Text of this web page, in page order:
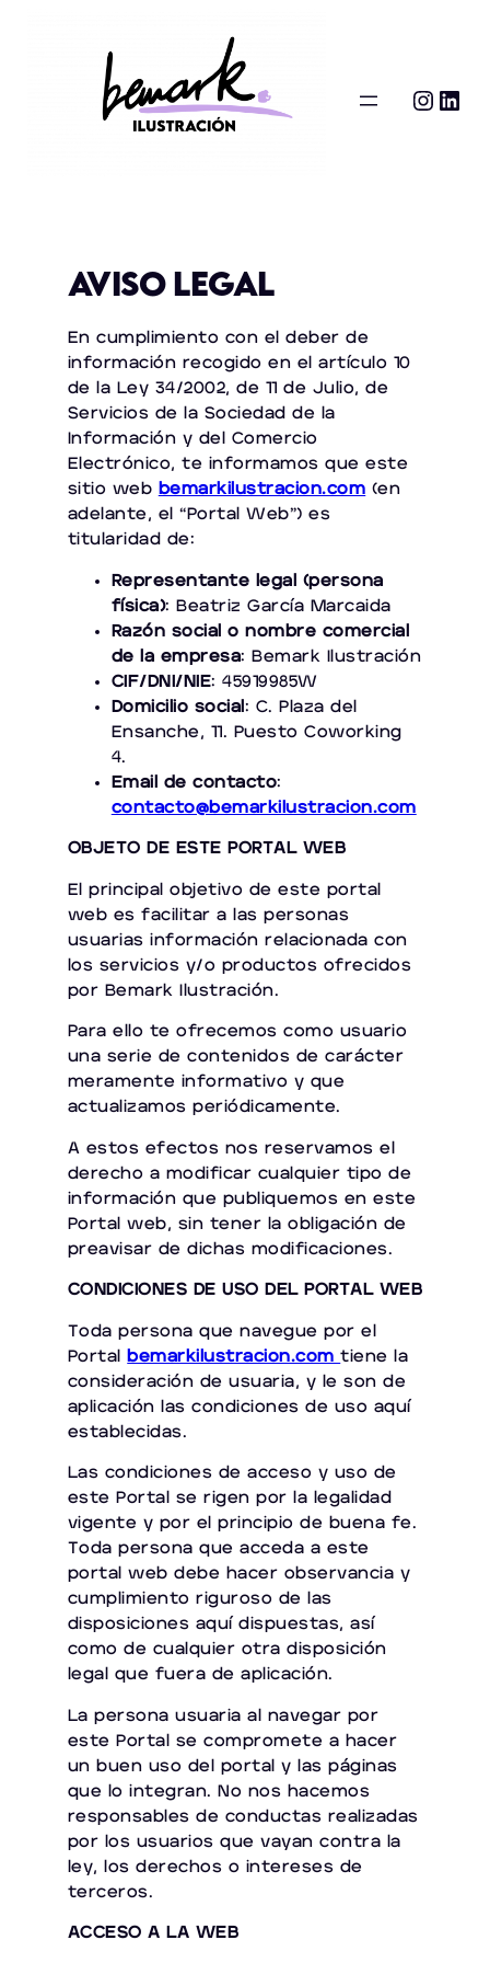
Aviso Legal
En cumplimiento con el deber de
información recogido en el artículo 10
de la Ley 34/2002, de 11 de Julio, de
Servicios de la Sociedad de la
Información y del Comercio
Electrónico, te informamos que este
sitio web bemarkilustracion.com (en
adelante, el “Portal Web”) es
titularidad de:
Representante legal (persona
física): Beatriz García Marcaida
Razón social o nombre comercial
de la empresa: Bemark Ilustración
CIF/DNI/NIE: 45919985W
Domicilio social : C. Plaza del
Ensanche, 11. Puesto Coworking
4.
Email de contacto:
contacto@bemarkilustracion.com
OBJETO DE ESTE PORTAL WEB
El principal objetivo de este portal
web es facilitar a las personas
usuarias información relacionada con
los servicios y/o productos ofrecidos
por Bemark Ilustración.
Para ello te ofrecemos como usuario
una serie de contenidos de carácter
meramente informativo y que
actualizamos periódicamente.
A estos efectos nos reservamos el
derecho a modificar cualquier tipo de
información que publiquemos en este
Portal web, sin tener la obligación de
preavisar de dichas modificaciones.
CONDICIONES DE USO DEL PORTAL WEB
Toda persona que navegue por el
Portal
bemarkilustracion.comtiene la
consideración de usuaria, y le son de
aplicación las condiciones de uso aquí
establecidas.
Las condiciones de acceso y uso de
este Portal se rigen por la legalidad
vigente y por el principio de buena fe.
Toda persona que acceda a este
portal web debe hacer observancia y
cumplimiento riguroso de las
disposiciones aquí dispuestas, así
como de cualquier otra disposición
legal que fuera de aplicación.
La persona usuaria al navegar por
este Portal se compromete a hacer
un buen uso del portal y las páginas
que lo integran. No nos hacemos
responsables de conductas realizadas
por los usuarios que vayan contra la
ley, los derechos o intereses de
terceros.
ACCESO A LA WEB